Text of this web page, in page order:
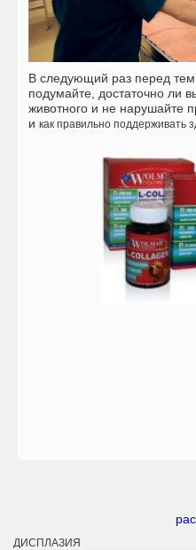
В следующий раз перед тем,
подумайте, достаточно ли
животного и не нарушайте
и как правильно поддерживать
ДИСПЛАЗИЯ